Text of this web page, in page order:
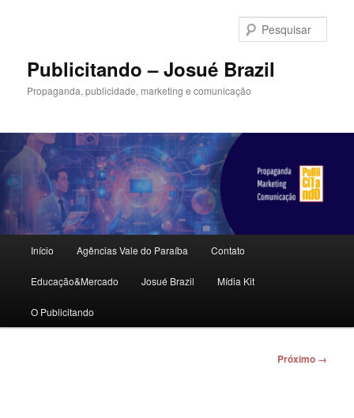
principalPublicitando – Josué Brazil
Propaganda, publicidade, marketing e comunicação
principal
Início Agências Vale do Paraíba Contato
Educação&Mercado Josué Brazil Mídia Kit
O Publicitando
Próximo →